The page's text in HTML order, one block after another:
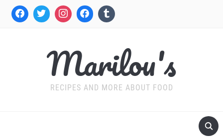
Marilou's
RECIPES AND MORE ABOUT FOOD